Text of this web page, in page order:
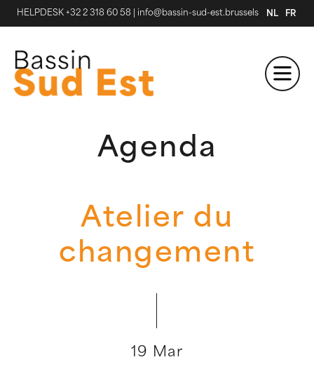
HELPDESK +32 2 318 60 58 info@bassin-sud-est.brussels NL FR
Agenda
Atelier du
changement
19 Mar